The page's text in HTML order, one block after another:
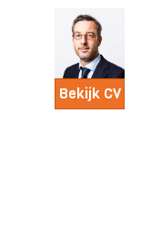
Bekijk CV